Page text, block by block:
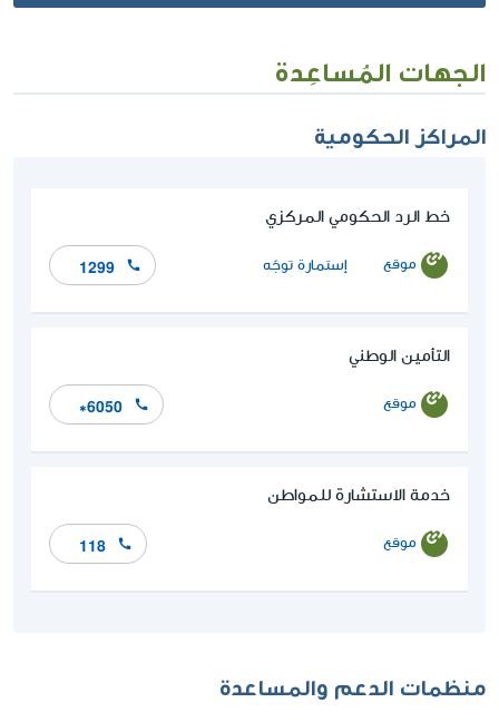
الجهات المُساعِدة
المراكز الحكومية
خط الرد الحكومي المركزي
موقع إستمارة توجّه 1299
التأمين الوطني
موقع *6050
خدمة الاستشارة للمواطن
موقع 118
منظمات الدعم والمساعدة